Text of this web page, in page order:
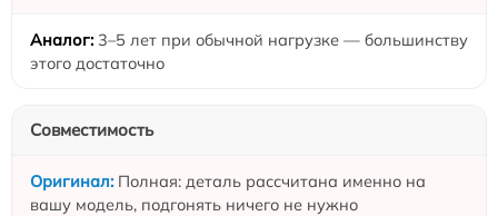
3–5 лет при обычной нагрузке — большинству
этого достаточно
Совместимость
Полная: деталь рассчитана именно на
вашу модель, подгонять ничего не нужно